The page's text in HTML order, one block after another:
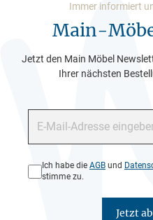
Immer informiert
Main-
Jetzt den Main Möbel
Ihrer nächsten
Datenschutz*
Ich habe die AGB und
stimme zu.
Jetzt